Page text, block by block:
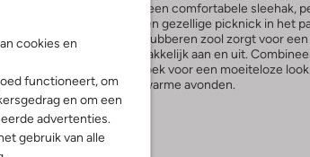
cookies en
functioneert, om
en om een
advertenties.
gebruik van alle
een ronde neus en een comfortabele sleehak,
langs het strand of een gezellige picknick in het
materiaal, terwijl de rubberen zool zorgt voor
trek je ze gemakkelijk aan en uit.
of een stijlvolle linnen broek voor een moeiteloze
voor zonnige dagen en warme avonden.